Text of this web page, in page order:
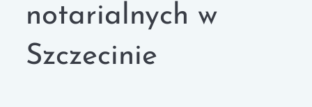
notarialnych w
Szczecinie